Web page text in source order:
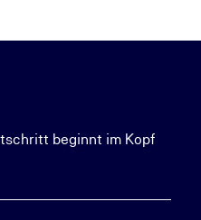
beginnt im Kopf